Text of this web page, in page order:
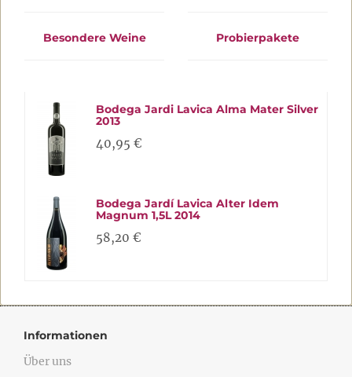
Besondere Weine Probierpakete
Bodega Jardi Lavica Alma Mater Silver
2013
40,95 €
Bodega Jardí Lavica Alter Idem
Magnum 1,5L 2014
58,20 €
Informationen
Über uns